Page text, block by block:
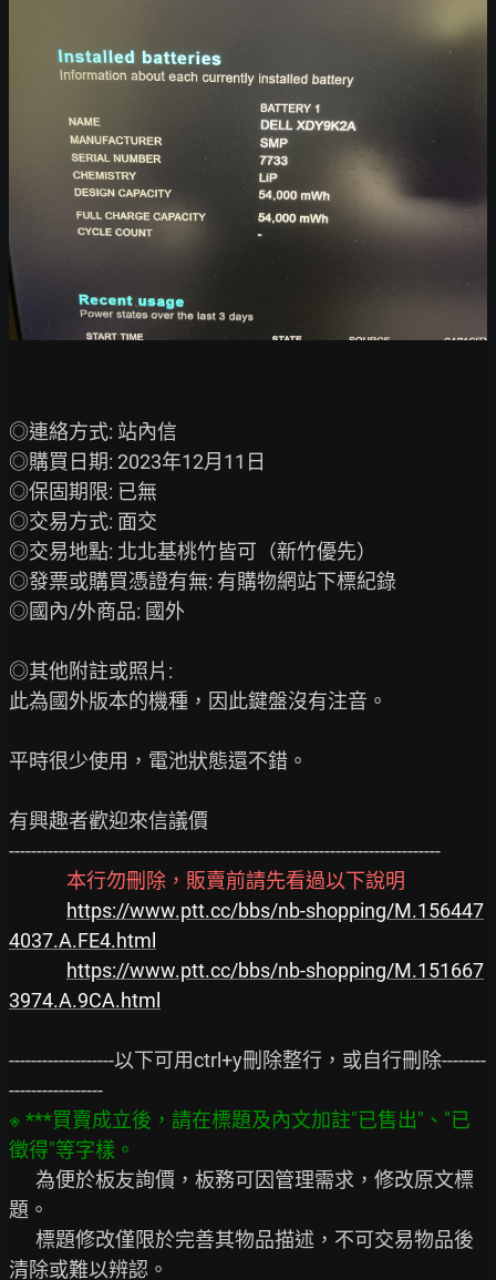
◎連絡方式: 站內信
◎購買日期: 2023年12月11日
◎保固期限: 已無
◎交易方式: 面交
◎交易地點: 北北基桃竹皆可（新竹優先）
◎發票或購買憑證有無: 有購物網站下標紀錄
◎國內/外商品: 國外
◎其他附註或照片:
此為國外版本的機種，因此鍵盤沒有注音。
平時很少使用，電池狀態還不錯。
有興趣者歡迎來信議價
------------------------------------------------------------------------------
本行勿刪除，販賣前請先看過以下說明
https://www.ptt.cc/bbs/nb-shopping/M.156447
4037.A.FE4.html
https://www.ptt.cc/bbs/nb-shopping/M.151667
3974.A.9CA.html
-------------------以下可用ctrl+y刪除整行，或自行刪除--------
※ ***買賣成立後，請在標題及內文加註"已售出"、"已
題。
清除或難以辨認。